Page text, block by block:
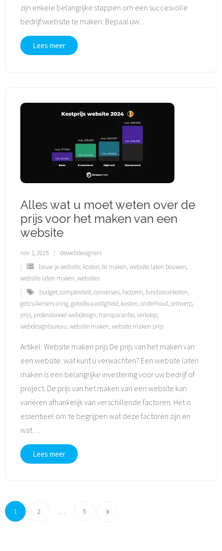
zijn enkele belangrijke stappen om een succesvolle
bedrijfswebsite te maken: Bepaal uw
Lees meer
Alles wat u moet weten over de
prijs voor het maken van een
website
nov 1, 2025
dewebdesigners
bouw je website, kosten,te maken,website laten bouwen,
website laten maken,websites
budget,complexiteit,conversies,factoren,functionaliteiten,
gebruikerservaring,geloofwaardigheid, kosten,onderhoud,ontwerp,
prijs, professioneel webdesign,transparantie,verkoop,
webdesignbureau,website maken,website maken prijs
Artikel: Website maken prijs De prijs van het maken van
een website: wat kunt u verwachten? Een website laten
maken is een belangrijke investering voor uw bedrijf of
project. De prijs van het maken van een website kan
variëren afhankelijk van verschillende factoren. Het is
essentieel om te begrijpen wat deze factoren zijn en
wat
Lees meer
1 2 … 5